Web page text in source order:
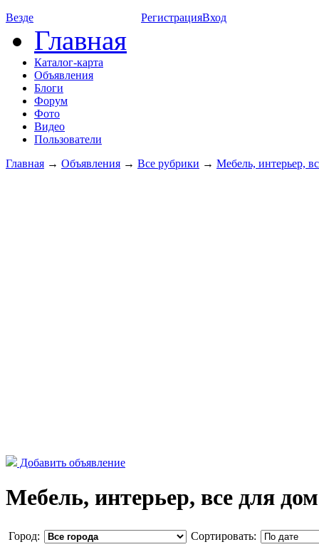
Везде РегистрацияВход
Главная
Каталог-карта
Объявления
Блоги
Форум
Фото
Видео
Пользователи
Главная → Объявления → Все рубрики → Мебель, интерьер,
Добавить объявление
Мебель, интерьер, все для
Город:
Сортировать: